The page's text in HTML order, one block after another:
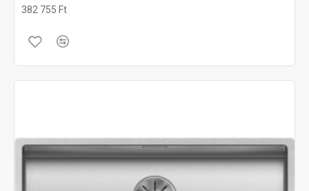
382 755 Ft